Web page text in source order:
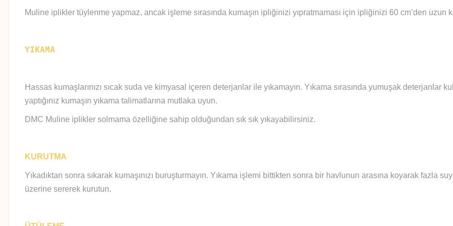
Muline iplikler tüylenme yapmaz, ancak işleme sırasında kumaşın ipliğinizi yıpratmaması için ipliğinizi 60 cm’den
YIKAMA
Hassas kumaşlarınızı sıcak suda ve kimyasal içeren deterjanlar ile yıkamayın. Yıkama sırasında yumuşak deterjanlar
yaptığınız kumaşın yıkama talimatlarına mutlaka uyun.
DMC Muline iplikler solmama özelliğine sahip olduğundan sık sık yıkayabilirsiniz.
KURUTMA
Yıkadıktan sonra sıkarak kumaşınızı buruşturmayın. Yıkama işlemi bittikten sonra bir havlunun arasına koyarak fazla
üzerine sererek kurutun.